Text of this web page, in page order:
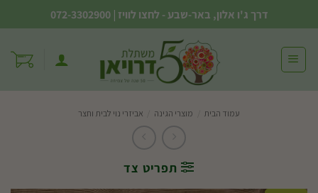
to
content
דרך ג'ו אלון, באר-שבע - לחצו לוויז |
072-3302900
עמוד הבית מוצרי הגינה אביזרי נוי לבית וחצר
תפריט צד